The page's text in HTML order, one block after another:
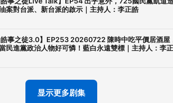
案對台派、新台派的啟示｜主持人：李正皓
皓事之徒3.0】EP253 20260722 陳時中吃平價居酒屋
民進黨政治人物好可憐！藍白永遠雙標｜主持人：李
显示更多剧集